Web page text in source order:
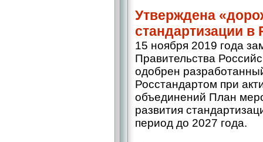
Утверждена
стандартизации в
15 ноября 2019 года
Правительства
одобрен
Росстандартом при
объединений План
развития
период до 2027 года.